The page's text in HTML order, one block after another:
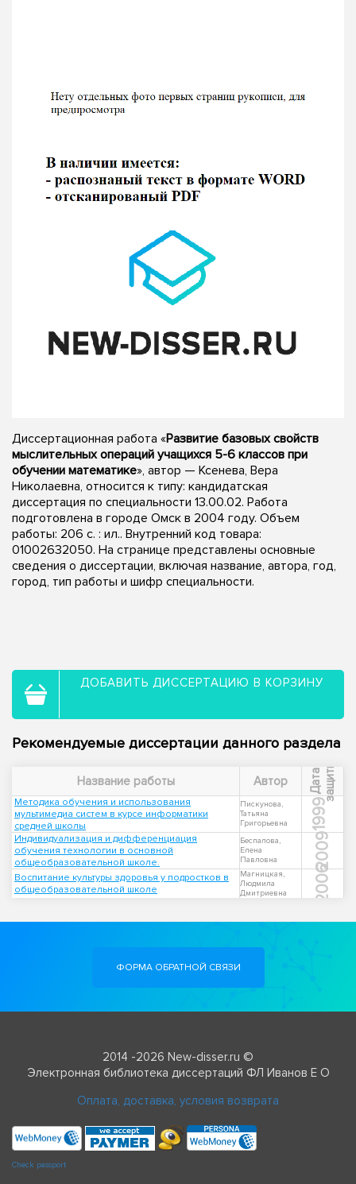
Диссертационная работа «Развитие базовых свойств
мыслительных операций учащихся 5-6 классов при
обучении математике», автор — Ксенева, Вера
Николаевна, относится к типу: кандидатская
диссертация по специальности 13.00.02. Работа
подготовлена в городе Омск в 2004 году. Объем
работы: 206 с. : ил.. Внутренний код товара:
01002632050. На странице представлены основные
сведения о диссертации, включая название, автора, год,
город, тип работы и шифр специальности.
ДОБАВИТЬ ДИССЕРТАЦИЮ В КОРЗИНУ
Рекомендуемые диссертации данного раздела
Название работы Автор Д
а
т
а
з
а
щ
и
т ы
Методика обучения и использования
мультимедиа систем в курсе информатики
средней школы
Пискунова,
Татьяна
Григорьевна
1999
Индивидуализация и дифференциация
обучения технологии в основной
общеобразовательной школе.
Беспалова,
Елена
Павловна
2009
Воспитание культуры здоровья у подростков в
общеобразовательной школе
Магницкая,
Людмила
Дмитриевна
2006
ФОРМА ОБРАТНОЙ СВЯЗИ
2014 -2026 New-disser.ru ©
Электронная библиотека диссертаций ФЛ Иванов Е О
Оплата, доставка, условия возврата
Check passport